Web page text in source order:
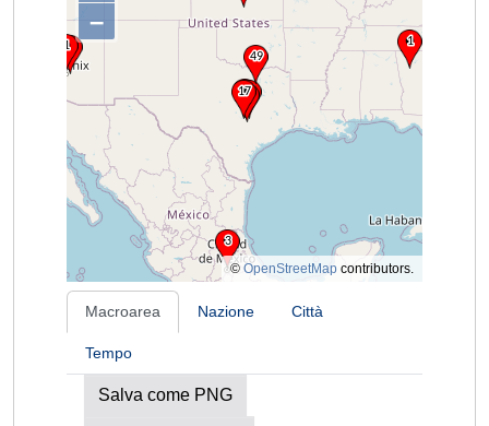
–
© OpenStreetMap contributors.
Macroarea Nazione Città
Tempo
Salva come PNG